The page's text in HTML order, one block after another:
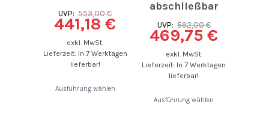
UVP: 553,00€
441,18€
exkl. MwSt.
Lieferzeit: In 7 Werktagen
lieferbar!
Ausführung wählen
abschließbar
UVP: 592,00€
469,75€
exkl. MwSt.
Lieferzeit: In 7 Werktagen
lieferbar!
Ausführung wählen